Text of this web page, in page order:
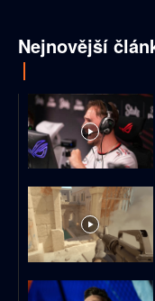
Nejnovější